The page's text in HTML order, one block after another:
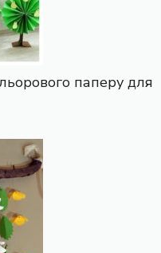
паперу для